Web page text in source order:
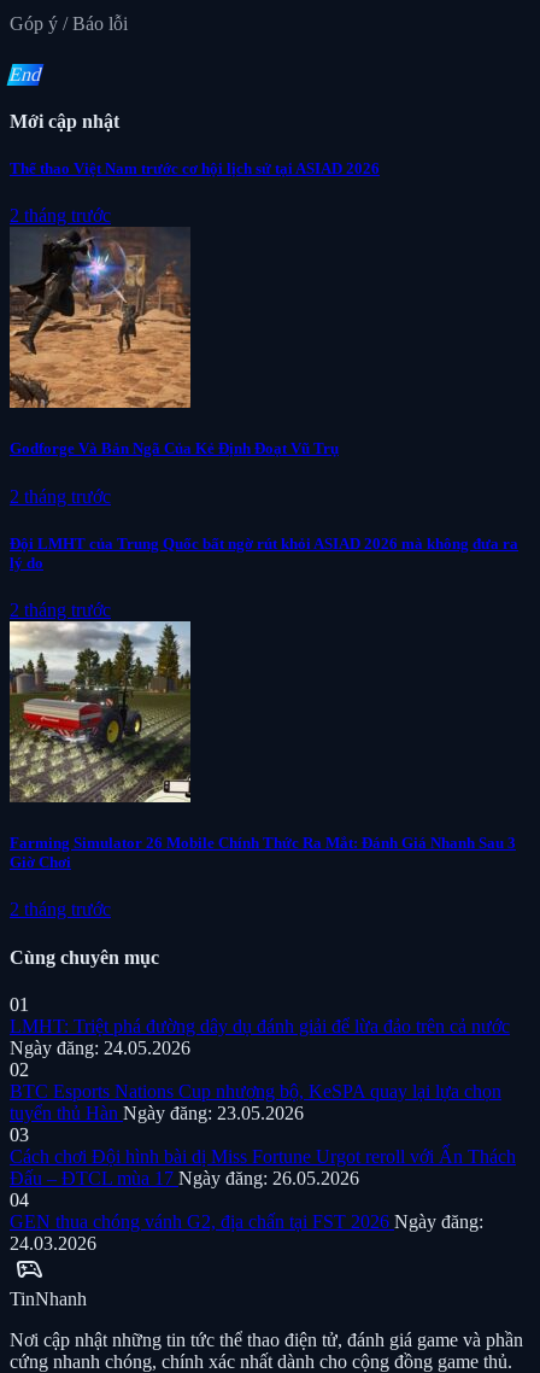
Góp ý / Báo lỗi
End
Mới cập nhật
Thể thao Việt Nam trước cơ hội lịch sử tại ASIAD 2026
2 tháng trước
Godforge Và Bản Ngã Của Kẻ Định Đoạt Vũ Trụ
2 tháng trước
Đội LMHT của Trung Quốc bất ngờ rút khỏi ASIAD 2026 mà không đưa ra
lý do
2 tháng trước
Farming Simulator 26 Mobile Chính Thức Ra Mắt: Đánh Giá Nhanh Sau 3
Giờ Chơi
2 tháng trước
Cùng chuyên mục
01
LMHT: Triệt phá đường dây dụ đánh giải để lừa đảo trên cả nước
Ngày đăng: 24.05.2026
02
BTC Esports Nations Cup nhượng bộ, KeSPA quay lại lựa chọn
tuyển thủ Hàn Ngày đăng: 23.05.2026
03
Cách chơi Đội hình bài dị Miss Fortune Urgot reroll với Ấn Thách
Đấu – ĐTCL mùa 17 Ngày đăng: 26.05.2026
04
GEN thua chóng vánh G2, địa chấn tại FST 2026 Ngày đăng:
24.03.2026
sports_esports
TinNhanh
Nơi cập nhật những tin tức thể thao điện tử, đánh giá game và phần
cứng nhanh chóng, chính xác nhất dành cho cộng đồng game thủ.